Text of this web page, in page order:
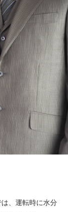
、運転時に水分